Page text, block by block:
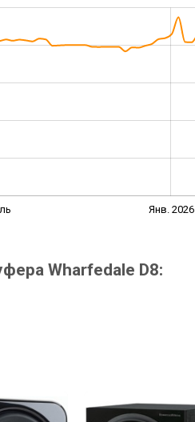
Янв. 2026
Wharfedale D8: